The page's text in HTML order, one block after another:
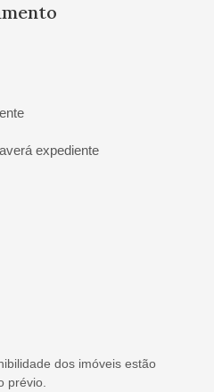
expediente
dos imóveis estão
prévio.